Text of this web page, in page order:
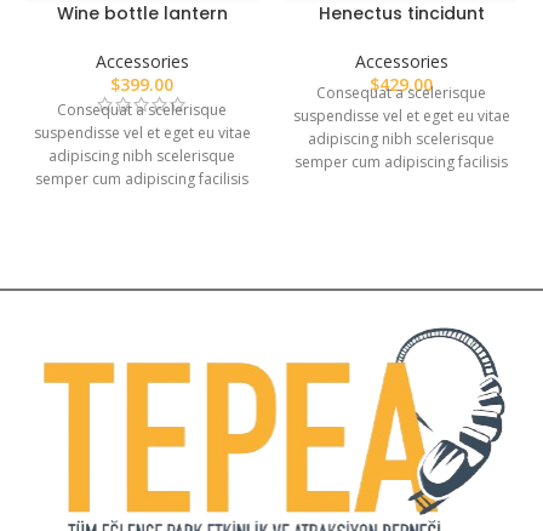
Wine bottle lantern
Accessories
$399.00
Consequat a scelerisque
suspendisse vel et eget eu vitae
adipiscing nibh scelerisque
semper cum adipiscing facilisis
nec ipsum a urna ac
Henectus tincidunt
Accessories
$429.00
Consequat a scelerisque
suspendisse vel et eget eu vitae
adipiscing nibh scelerisque
semper cum adipiscing facilisis
blandit posuere.